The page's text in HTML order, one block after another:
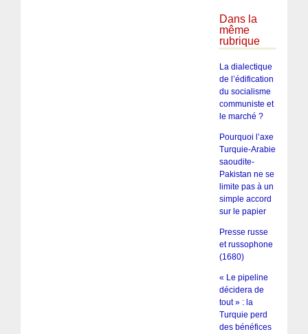
Dans la
même
rubrique
La dialectique
de l’édification
du socialisme
communiste et
le marché ?
Pourquoi l’axe
Turquie-Arabie
saoudite-
Pakistan ne se
limite pas à un
simple accord
sur le papier
Presse russe
et russophone
(1680)
« Le pipeline
décidera de
tout » : la
Turquie perd
des bénéfices